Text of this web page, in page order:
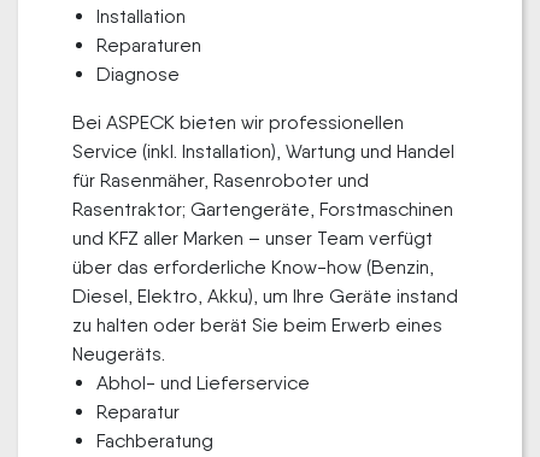
Installation
Reparaturen
Diagnose
Bei ASPECK bieten wir professionellen
Service (inkl. Installation), Wartung und Handel
für Rasenmäher, Rasenroboter und
Rasentraktor; Gartengeräte, Forstmaschinen
und KFZ aller Marken – unser Team verfügt
über das erforderliche Know-how (Benzin,
Diesel, Elektro, Akku), um Ihre Geräte instand
zu halten oder berät Sie beim Erwerb eines
Neugeräts.
Abhol- und Lieferservice
Reparatur
Fachberatung